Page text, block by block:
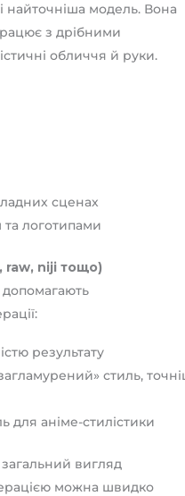
найточніша модель. Вона
з дрібними
обличчя й руки.
сценах
та логотипами
raw, niji тощо)
допомагають
результату
стиль,
для аніме-стилістики
вигляд
можна швидко